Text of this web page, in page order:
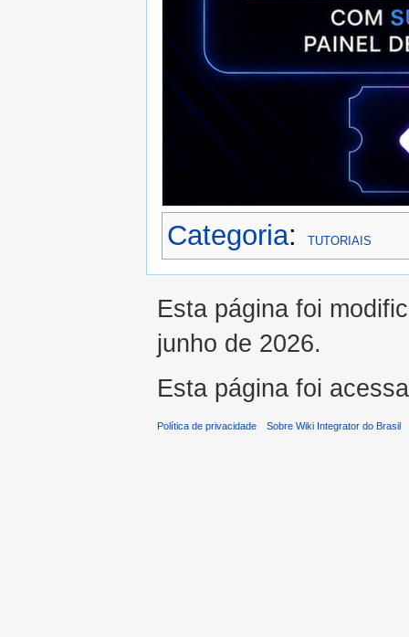
Categoria: TUTORIAIS
Esta página foi
junho de 2026.
Esta página foi
Política de privacidade Sobre Wiki Integrator do Brasil